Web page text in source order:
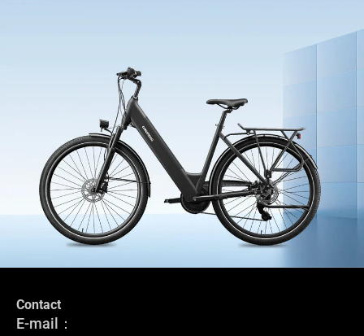
Contact
E-mail：